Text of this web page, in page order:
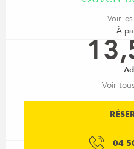
Voir
À
Voir
04